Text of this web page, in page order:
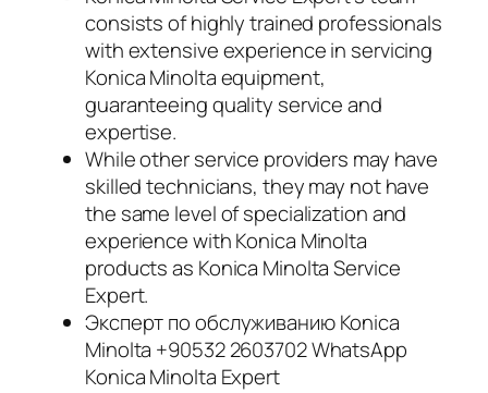
consists of highly trained professionals
with extensive experience in servicing
Konica Minolta equipment,
guaranteeing quality service and
expertise.
While other service providers may have
skilled technicians, they may not have
the same level of specialization and
experience with Konica Minolta
products as Konica Minolta Service
Expert.
Эксперт по обслуживанию Konica
Minolta +90532 2603702 WhatsApp
Konica Minolta Expert